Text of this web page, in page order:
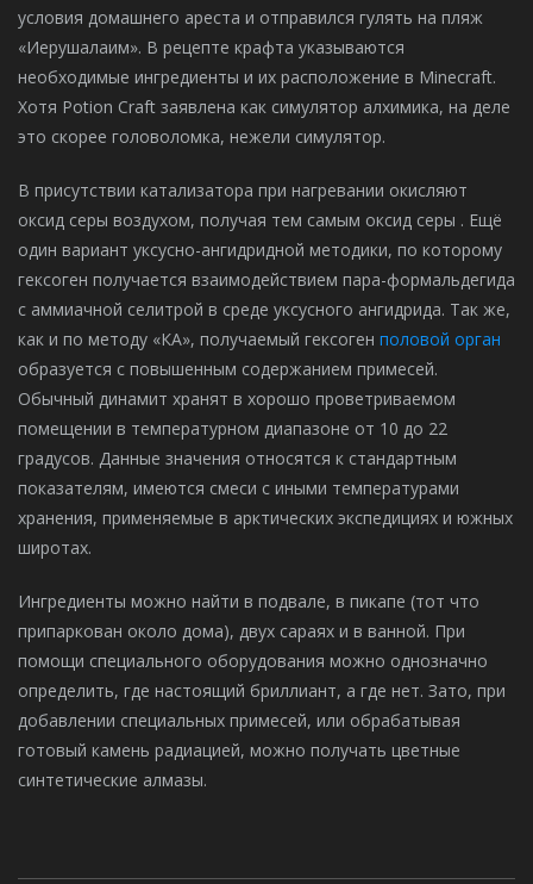
условия домашнего ареста и отправился гулять на пляж
«Иерушалаим». В рецепте крафта указываются
необходимые ингредиенты и их расположение в Minecraft.
Хотя Potion Craft заявлена как симулятор алхимика, на деле
это скорее головоломка, нежели симулятор.
В присутствии катализатора при нагревании окисляют
оксид серы воздухом, получая тем самым оксид серы . Ещё
один вариант уксусно-ангидридной методики, по которому
гексоген получается взаимодействием пара-формальдегида
с аммиачной селитрой в среде уксусного ангидрида. Так же,
как и по методу «КА», получаемый гексоген половой орган
образуется с повышенным содержанием примесей.
Обычный динамит хранят в хорошо проветриваемом
помещении в температурном диапазоне от 10 до 22
градусов. Данные значения относятся к стандартным
показателям, имеются смеси с иными температурами
хранения, применяемые в арктических экспедициях и южных
широтах.
Ингредиенты можно найти в подвале, в пикапе (тот что
припаркован около дома), двух сараях и в ванной. При
помощи специального оборудования можно однозначно
определить, где настоящий бриллиант, а где нет. Зато, при
добавлении специальных примесей, или обрабатывая
готовый камень радиацией, можно получать цветные
синтетические алмазы.